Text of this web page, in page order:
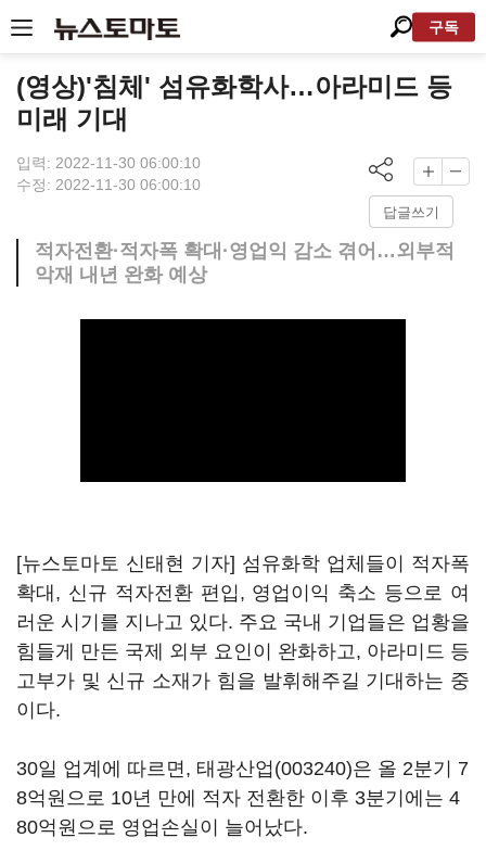
구독
(영상)'침체' 섬유화학사…아라미드 등
미래 기대
입력: 2022-11-30 06:00:10
수정: 2022-11-30 06:00:10
답글쓰기
적자전환·적자폭 확대·영업익 감소 겪어…외부적
악재 내년 완화 예상
[뉴스토마토 신태현 기자] 섬유화학 업체들이 적자폭
확대, 신규 적자전환 편입, 영업이익 축소 등으로 여
러운 시기를 지나고 있다. 주요 국내 기업들은 업황을
힘들게 만든 국제 외부 요인이 완화하고, 아라미드 등
고부가 및 신규 소재가 힘을 발휘해주길 기대하는 중
이다.
30일 업계에 따르면, 태광산업(003240)은 올 2분기 7
8억원으로 10년 만에 적자 전환한 이후 3분기에는 4
80억원으로 영업손실이 늘어났다.